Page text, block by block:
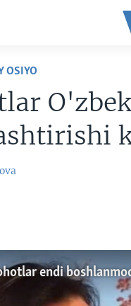
OSIYO
endi